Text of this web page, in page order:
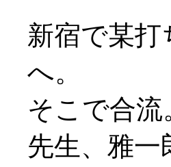
新宿で某
へ。
そこで合
先生、雅